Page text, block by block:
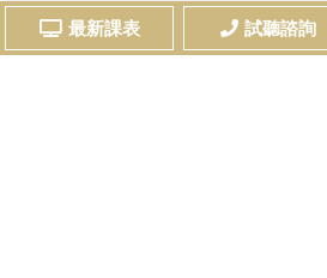
最新課表 試聽諮詢